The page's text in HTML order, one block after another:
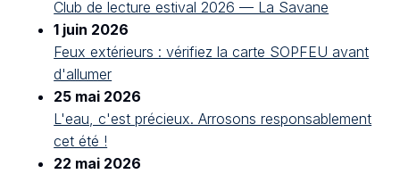
Club de lecture estival 2026 — La Savane
1 juin 2026
Feux extérieurs : vérifiez la carte SOPFEU avant
d'allumer
25 mai 2026
L'eau, c'est précieux. Arrosons responsablement
cet été !
22 mai 2026